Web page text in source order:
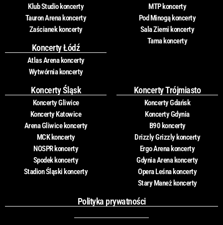
Klub Studio koncerty
Tauron Arena koncerty
Zaścianek koncerty
Koncerty Łódź
Atlas Arena koncerty
Wytwórnia koncerty
MTP koncerty
Pod Minogą koncerty
Sala Ziemi koncerty
Tama koncerty
Koncerty Śląsk
Koncerty Gliwice
Koncerty Katowice
Arena Gliwice koncerty
MCK koncerty
NOSPR koncerty
Spodek koncerty
Stadion Śląski koncerty
Koncerty Trójmiasto
Koncerty Gdańsk
Koncerty Gdynia
B90 koncerty
Drizzly Grizzly koncerty
Ergo Arena koncerty
Gdynia Arena koncerty
Opera Leśna koncerty
Stary Maneż koncerty
Polityka prywatności